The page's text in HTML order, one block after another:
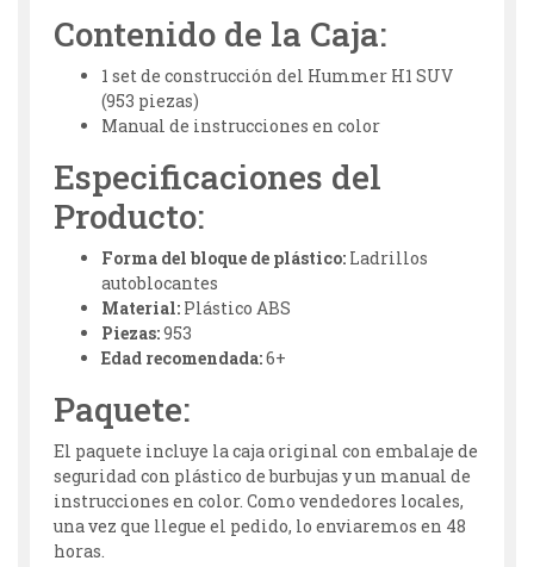
Contenido de la Caja:
1 set de construcción del Hummer H1 SUV
(953 piezas)
Manual de instrucciones en color
Especificaciones del
Producto:
Forma del bloque de plástico: Ladrillos
autoblocantes
Material: Plástico ABS
Piezas:953
Edad recomendada:6+
Paquete:
El paquete incluye la caja original con embalaje de
seguridad con plástico de burbujas y un manual de
instrucciones en color. Como vendedores locales,
una vez que llegue el pedido, lo enviaremos en 48
horas.